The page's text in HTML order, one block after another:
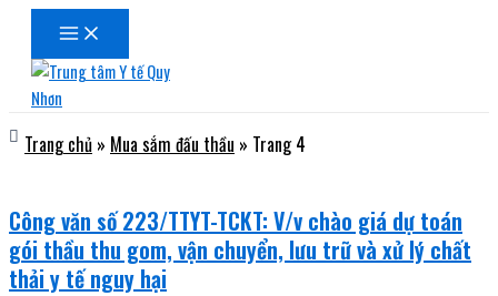
Nhảy
dung
Main
Menu
Trang chủ » Mua sắm đấu thầu » Trang 4
Công văn số 223/TTYT-TCKT: V/v chào giá dự toán
gói thầu thu gom, vận chuyển, lưu trữ và xử lý chất
thải y tế nguy hại